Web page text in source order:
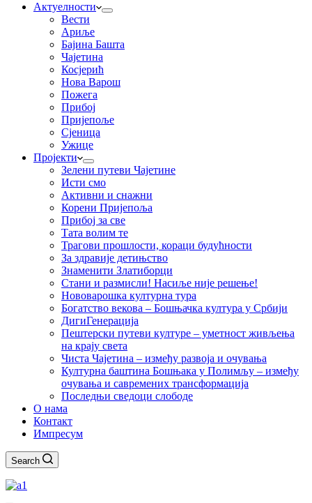
Актуелности
Вести
Ариље
Бајина Башта
Чајетина
Косјерић
Нова Варош
Пожега
Прибој
Пријепоље
Сјеница
Ужице
Пројекти
Зелени путеви Чајетине
Исти смо
Активни и снажни
Корени Пријепоља
Прибој за све
Тата волим те
Трагови прошлости, кораци будућности
За здравије детињство
Знаменити Златиборци
Стани и размисли! Насиље није решење!
Нововарошка културна тура
Богатство векова – Бошњачка култура у Србији
ДигиГенерација
Пештерски путеви културе – уметност живљења
на крају света
Чиста Чајетина – између развоја и очувања
Културна баштина Бошњака у Полимљу – између
очувања и савремених трансформација
Последњи сведоци слободе
О нама
Контакт
Импресум
Search